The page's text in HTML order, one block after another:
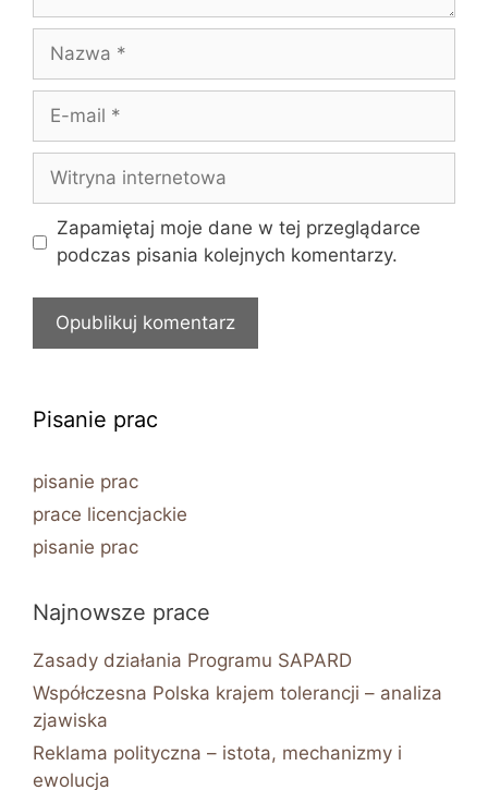
Nazwa
Witryna
internetowa
Zapamiętaj moje dane w tej przeglądarce
podczas pisania kolejnych komentarzy.
Pisanie prac
pisanie prac
prace licencjackie
pisanie prac
Najnowsze prace
Zasady działania Programu SAPARD
Współczesna Polska krajem tolerancji – analiza
zjawiska
Reklama polityczna – istota, mechanizmy i
ewolucja